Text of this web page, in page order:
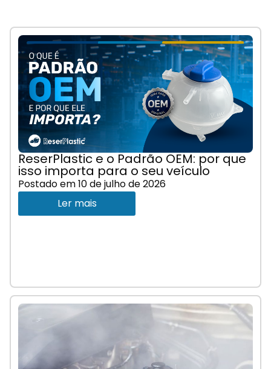
ReserPlastic e o Padrão OEM: por que
isso importa para o seu veículo
Postado em10 de julho de 2026
Ler mais